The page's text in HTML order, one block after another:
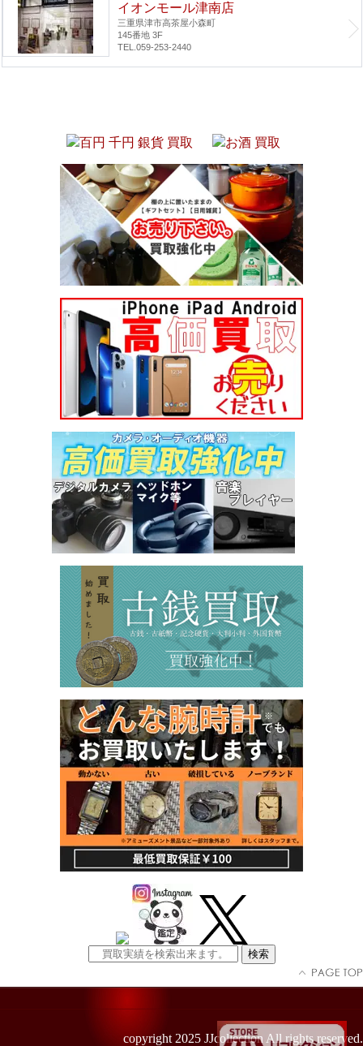
イオンモール津南店
三重県津市高茶屋小森町
145番地 3F
TEL.059-253-2440
copyright 2025 JJcollection All rights reserved.